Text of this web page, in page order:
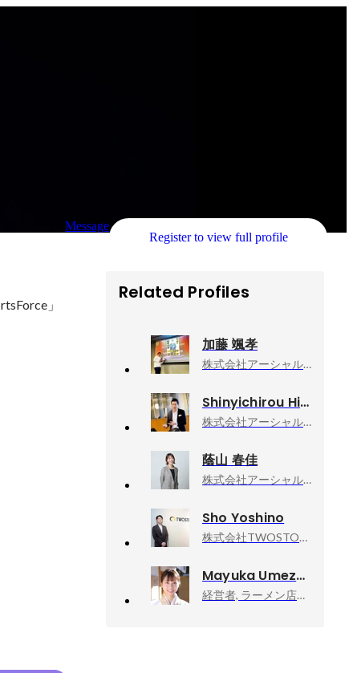
Message
Register to view full profile
」
Related Profiles
加藤 颯孝
株式会社アーシャルデザイン, Master&Coach事業部 事業部長
Shinyichirou Hisano
株式会社アーシャルデザイン, 取締役
蔭山 春佳
株式会社アーシャルデザイン, 採用責任者
Sho Yoshino
株式会社TWOSTONE&Sons, 執行役員
Mayuka Umezawa
経営者, ラーメン店店主